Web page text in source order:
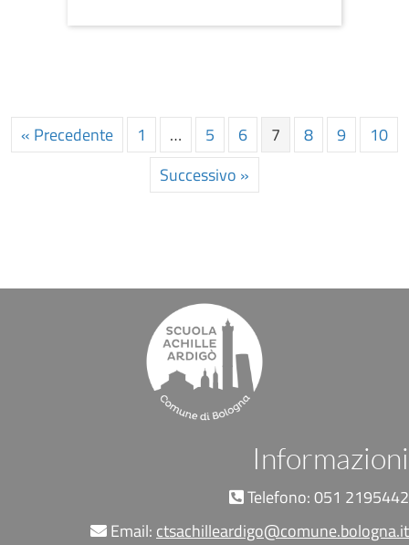
« Precedente 1 … 5 6 7 8 9
10
Successivo »
Informazioni
Telefono: 051 2195442
Email: ctsachilleardigo@comune.bologna.it